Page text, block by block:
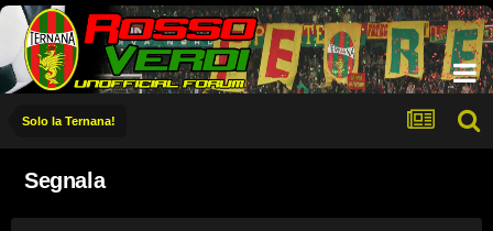
Solo la Ternana!
Segnala